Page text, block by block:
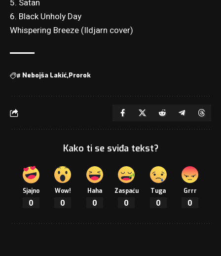
5. Satan
6. Black Unholy Day
Whispering Breeze (Ildjarn cover)
# Nebojša Lakić Prorok
Kako ti se sviđa tekst?
Sjajno
0
Wow!
0
Haha
0
Zaspaću
0
Tuga
0
Grrr
0